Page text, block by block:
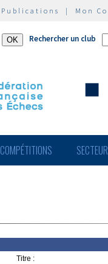
Publications | Mon
Rechercher un club
COMPÉTITIONS
Titre :